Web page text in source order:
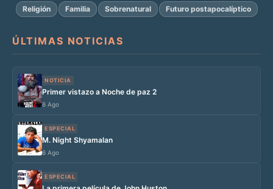
Religión
Familia Sobrenatural Futuro postapocalíptico
ÚLTIMAS NOTICIAS
NOTICIA
Primer vistazo a Noche de paz 2
6 Ago
ESPECIAL
M. Night Shyamalan
6 Ago
ESPECIAL